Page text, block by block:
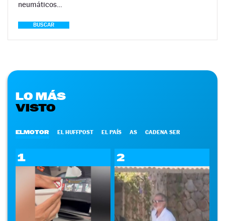
neumáticos…
BUSCAR
LO MÁS
VISTO
ELMOTOR EL HUFFPOST EL PAÍS AS CADENA SER
1 2